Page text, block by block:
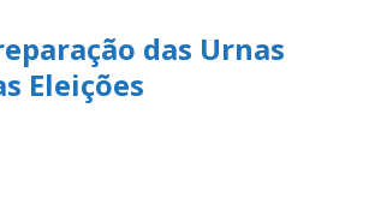
das Urnas
Eleições